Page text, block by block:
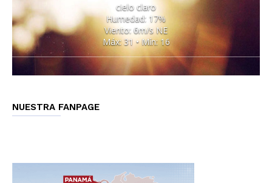
cielo claro
Humedad: 17%
Viento: 6m/s NE
Máx: 31 • Mín: 16
NUESTRA FANPAGE